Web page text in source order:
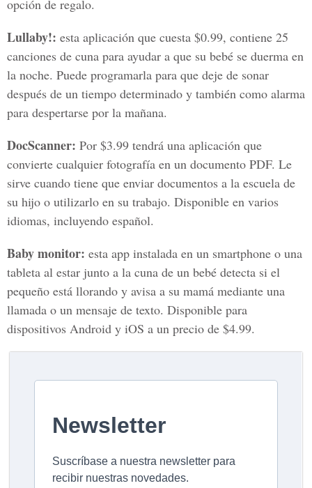
opción de regalo.
Lullaby!: esta aplicación que cuesta $0.99, contiene 25
canciones de cuna para ayudar a que su bebé se duerma en
la noche. Puede programarla para que deje de sonar
después de un tiempo determinado y también como alarma
para despertarse por la mañana.
DocScanner: Por $3.99 tendrá una aplicación que
convierte cualquier fotografía en un documento PDF. Le
sirve cuando tiene que enviar documentos a la escuela de
su hijo o utilizarlo en su trabajo. Disponible en varios
idiomas, incluyendo español.
Baby monitor: esta app instalada en un smartphone o una
tableta al estar junto a la cuna de un bebé detecta si el
pequeño está llorando y avisa a su mamá mediante una
llamada o un mensaje de texto. Disponible para
dispositivos Android y iOS a un precio de $4.99.